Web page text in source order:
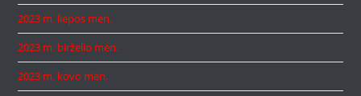
2023 m. liepos mėn.
2023 m. birželio mėn.
2023 m. kovo mėn.